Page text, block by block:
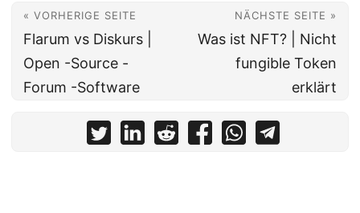
« VORHERIGE SEITE
Flarum vs Diskurs |
Open -Source -
Forum -Software
NÄCHSTE SEITE »
Was ist NFT? | Nicht
fungible Token
erklärt